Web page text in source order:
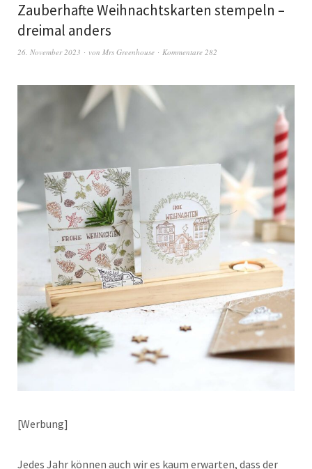
Zauberhafte Weihnachtskarten stempeln –
dreimal anders
26. November 2023 von Mrs Greenhouse Kommentare 282
[Werbung]
Jedes Jahr können auch wir es kaum erwarten, dass der